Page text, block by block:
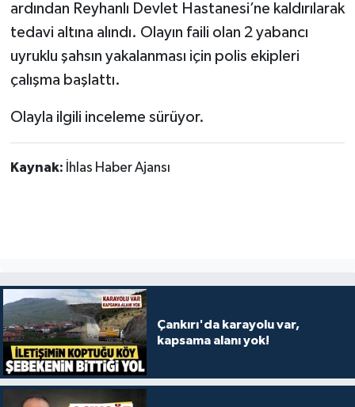
ardından Reyhanlı Devlet Hastanesi’ne kaldırılarak
tedavi altına alındı. Olayın faili olan 2 yabancı
uyruklu şahsın yakalanması için polis ekipleri
çalışma başlattı.
Olayla ilgili inceleme sürüyor.
Kaynak: İhlas Haber Ajansı
Çankırı'da karayolu var,
kapsama alanı yok!